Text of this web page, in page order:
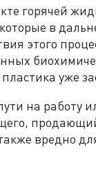
горячей
в
этого
уже
на работу
вредно